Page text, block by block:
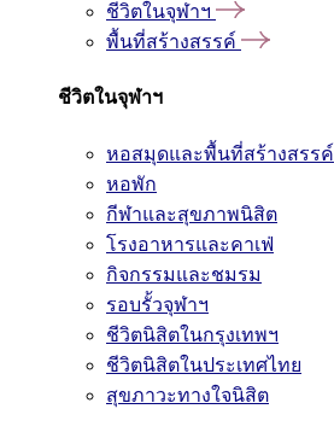
ชีวิตในจุฬาฯ
พื้นที่สร้างสรรค์
ชีวิตในจุฬาฯ
หอสมุดและพื้นที่สร้างสรรค์
หอพัก
กีฬาและสุขภาพนิสิต
โรงอาหารและคาเฟ่
กิจกรรมและชมรม
รอบรั้วจุฬาฯ
ชีวิตนิสิตในกรุงเทพฯ
ชีวิตนิสิตในประเทศไทย
สุขภาวะทางใจนิสิต